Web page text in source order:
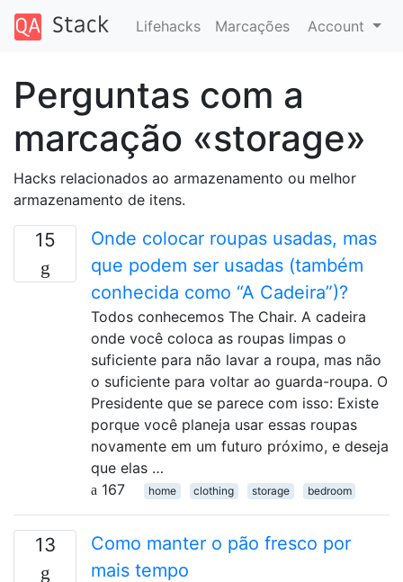
Lifehacks Marcações Account
Perguntas com a
marcação «storage»
Hacks relacionados ao armazenamento ou melhor
armazenamento de itens.
15
Onde colocar roupas usadas, mas
que podem ser usadas (também
conhecida como “A Cadeira”)?
Todos conhecemos The Chair. A cadeira
onde você coloca as roupas limpas o
suficiente para não lavar a roupa, mas não
o suficiente para voltar ao guarda-roupa. O
Presidente que se parece com isso: Existe
porque você planeja usar essas roupas
novamente em um futuro próximo, e deseja
que elas …
167
home clothing storage bedroom
13
Como manter o pão fresco por
mais tempo